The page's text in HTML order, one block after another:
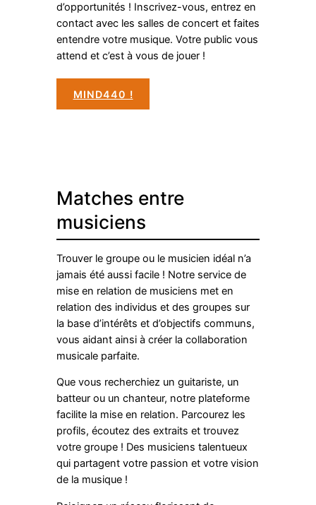
d’opportunités ! Inscrivez-vous, entrez en
contact avec les salles de concert et faites
entendre votre musique. Votre public vous
attend et c’est à vous de jouer !
MIND440 !
Matches entre
musiciens
Trouver le groupe ou le musicien idéal n’a
jamais été aussi facile ! Notre service de
mise en relation de musiciens met en
relation des individus et des groupes sur
la base d’intérêts et d’objectifs communs,
vous aidant ainsi à créer la collaboration
musicale parfaite.
Que vous recherchiez un guitariste, un
batteur ou un chanteur, notre plateforme
facilite la mise en relation. Parcourez les
profils, écoutez des extraits et trouvez
votre groupe ! Des musiciens talentueux
qui partagent votre passion et votre vision
de la musique !